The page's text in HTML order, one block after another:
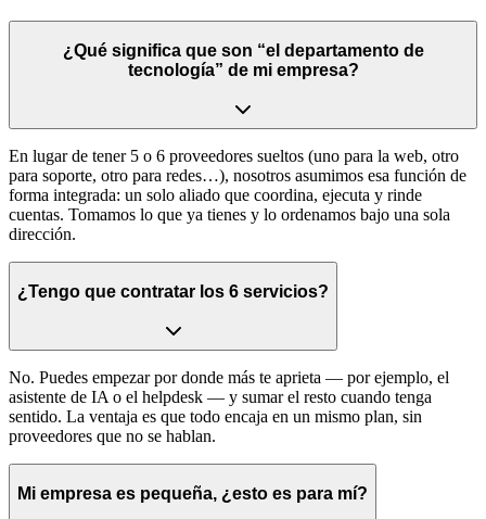
¿Qué significa que son “el departamento de
tecnología” de mi empresa?
En lugar de tener 5 o 6 proveedores sueltos (uno para la web, otro
para soporte, otro para redes…), nosotros asumimos esa función de
forma integrada: un solo aliado que coordina, ejecuta y rinde
cuentas. Tomamos lo que ya tienes y lo ordenamos bajo una sola
dirección.
¿Tengo que contratar los 6 servicios?
No. Puedes empezar por donde más te aprieta — por ejemplo, el
asistente de IA o el helpdesk — y sumar el resto cuando tenga
sentido. La ventaja es que todo encaja en un mismo plan, sin
proveedores que no se hablan.
Mi empresa es pequeña, ¿esto es para mí?